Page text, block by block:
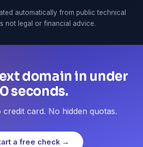
automatically from public technical
not legal or financial advice.
domain in under
seconds.
credit card. No hidden quotas.
a free check →